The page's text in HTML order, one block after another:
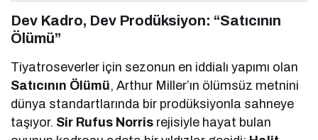
Dev Kadro, Dev Prodüksiyon: “Satıcının
Ölümü”
Tiyatroseverler için sezonun en iddialı yapımı olan
Satıcının Ölümü, Arthur Miller’ın ölümsüz metnini
dünya standartlarında bir prodüksiyonla sahneye
taşıyor. Sir Rufus Norris rejisiyle hayat bulan